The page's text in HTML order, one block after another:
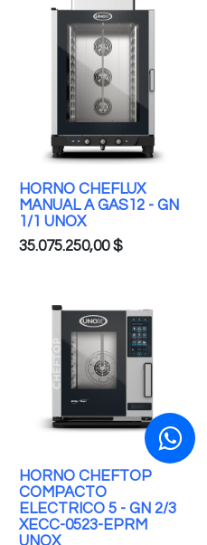
HORNO CHEFLUX
MANUAL A GAS12 - GN
1/1 UNOX
35.075.250,00$
HORNO CHEFTOP
COMPACTO
ELECTRICO 5 - GN 2/3
XECC-0523-EPRM
UNOX